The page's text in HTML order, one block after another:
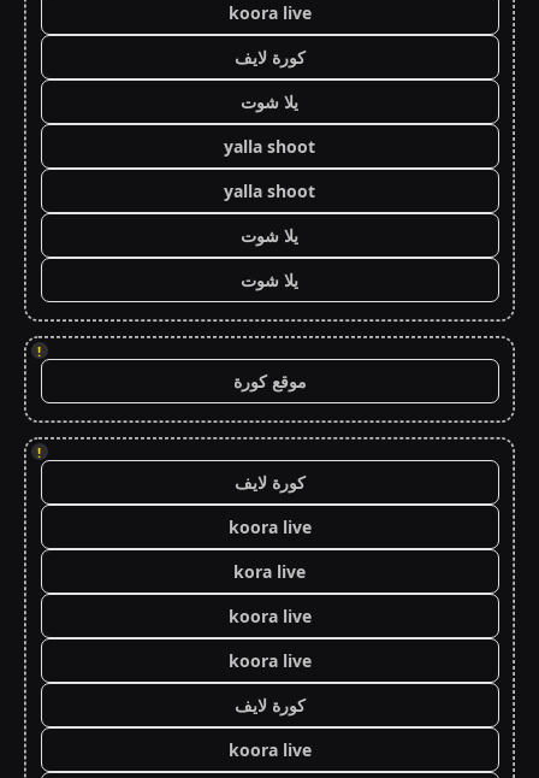
koora live
كورة لايف
يلا شوت
yalla shoot
yalla shoot
يلا شوت
يلا شوت
!
موقع كورة
!
كورة لايف
koora live
kora live
koora live
koora live
كورة لايف
koora live